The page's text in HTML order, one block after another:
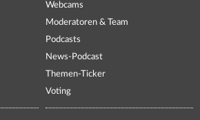
Webcams
Moderatoren & Team
Podcasts
News-Podcast
Themen-Ticker
Voting